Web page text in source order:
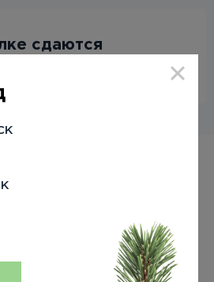
сдаются